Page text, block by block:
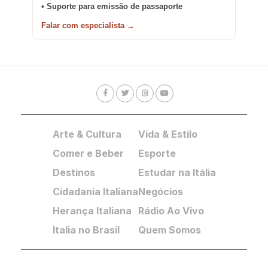
• Suporte para emissão de passaporte
Falar com especialista →
Arte & Cultura
Comer e Beber
Destinos
Cidadania Italiana
Herança Italiana
Italia no Brasil
Vida & Estilo
Esporte
Estudar na Itália
Negócios
Rádio Ao Vivo
Quem Somos